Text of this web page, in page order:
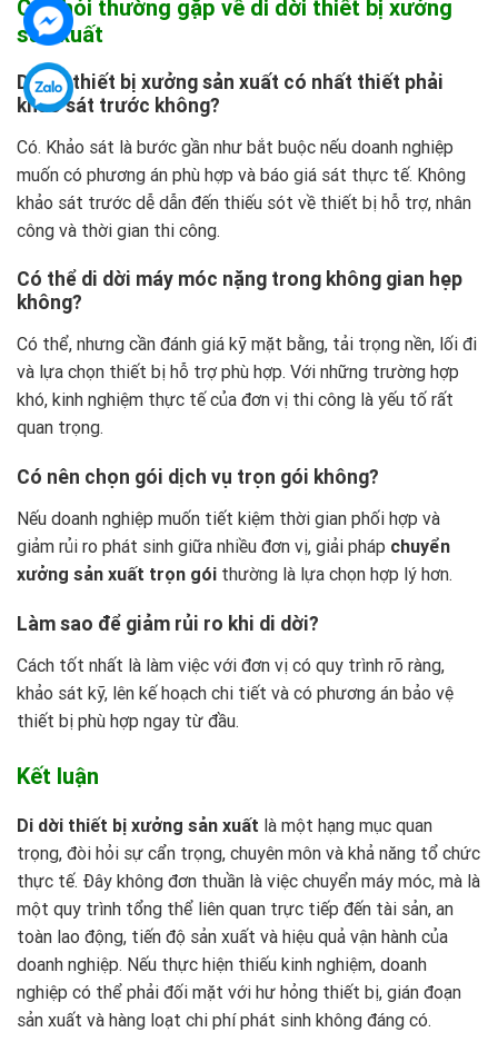
Câu hỏi thường gặp về di dời thiết bị xưởng
sản xuất
Di dời thiết bị xưởng sản xuất có nhất thiết phải
khảo sát trước không?
Có. Khảo sát là bước gần như bắt buộc nếu doanh nghiệp
muốn có phương án phù hợp và báo giá sát thực tế. Không
khảo sát trước dễ dẫn đến thiếu sót về thiết bị hỗ trợ, nhân
công và thời gian thi công.
Có thể di dời máy móc nặng trong không gian hẹp
không?
Có thể, nhưng cần đánh giá kỹ mặt bằng, tải trọng nền, lối đi
và lựa chọn thiết bị hỗ trợ phù hợp. Với những trường hợp
khó, kinh nghiệm thực tế của đơn vị thi công là yếu tố rất
quan trọng.
Có nên chọn gói dịch vụ trọn gói không?
Nếu doanh nghiệp muốn tiết kiệm thời gian phối hợp và
giảm rủi ro phát sinh giữa nhiều đơn vị, giải pháp chuyển
xưởng sản xuất trọn gói thường là lựa chọn hợp lý hơn.
Làm sao để giảm rủi ro khi di dời?
Cách tốt nhất là làm việc với đơn vị có quy trình rõ ràng,
khảo sát kỹ, lên kế hoạch chi tiết và có phương án bảo vệ
thiết bị phù hợp ngay từ đầu.
Kết luận
Di dời thiết bị xưởng sản xuất là một hạng mục quan
trọng, đòi hỏi sự cẩn trọng, chuyên môn và khả năng tổ chức
thực tế. Đây không đơn thuần là việc chuyển máy móc, mà là
một quy trình tổng thể liên quan trực tiếp đến tài sản, an
toàn lao động, tiến độ sản xuất và hiệu quả vận hành của
doanh nghiệp. Nếu thực hiện thiếu kinh nghiệm, doanh
nghiệp có thể phải đối mặt với hư hỏng thiết bị, gián đoạn
sản xuất và hàng loạt chi phí phát sinh không đáng có.